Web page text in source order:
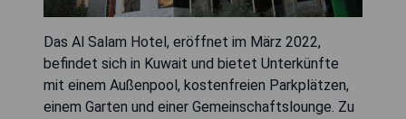
Das Al Salam Hotel, eröffnet im März 2022,
befindet sich in Kuwait und bietet Unterkünfte
mit einem Außenpool, kostenfreien Parkplätzen,
einem Garten und einer Gemeinschaftslounge. Zu